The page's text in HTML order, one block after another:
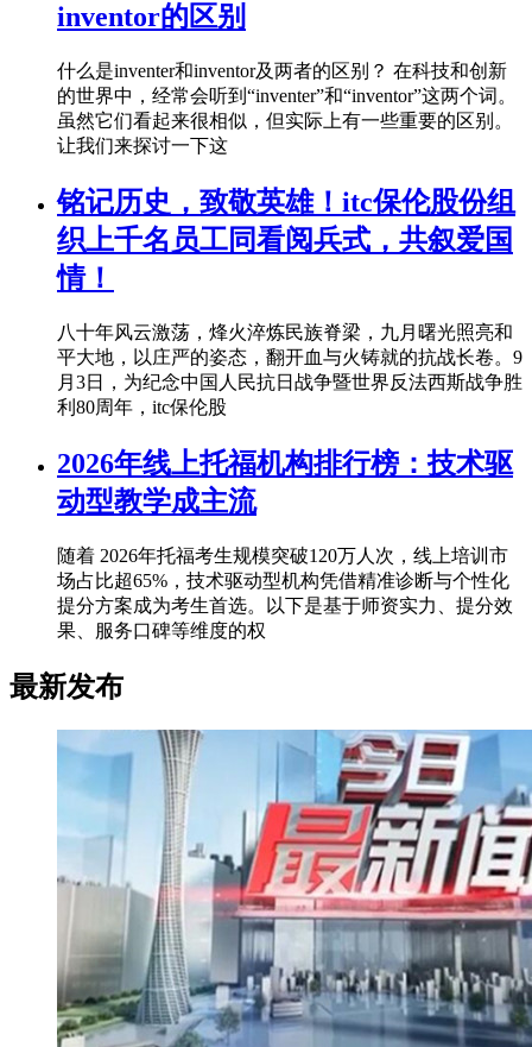
inventor的区别
什么是inventer和inventor及两者的区别？ 在科技和创新
的世界中，经常会听到“inventer”和“inventor”这两个词。
虽然它们看起来很相似，但实际上有一些重要的区别。
让我们来探讨一下这
铭记历史，致敬英雄！itc保伦股份组
织上千名员工同看阅兵式，共叙爱国
情！
八十年风云激荡，烽火淬炼民族脊梁，九月曙光照亮和
平大地，以庄严的姿态，翻开血与火铸就的抗战长卷。9
月3日，为纪念中国人民抗日战争暨世界反法西斯战争胜
利80周年，itc保伦股
2026年线上托福机构排行榜：技术驱
动型教学成主流
随着 2026年托福考生规模突破120万人次，线上培训市
场占比超65%，技术驱动型机构凭借精准诊断与个性化
提分方案成为考生首选。以下是基于师资实力、提分效
果、服务口碑等维度的权
最新发布